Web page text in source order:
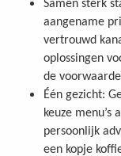
Samen sterk
aangename
vertrouwd
oplossingen
de
Één gezicht:
keuze
persoonlijk
een kopje